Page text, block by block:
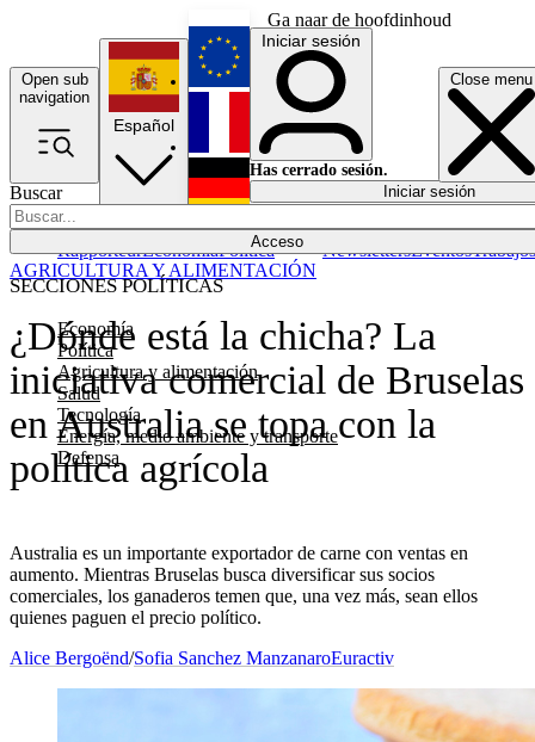
Ga naar de hoofdinhoud
Open sub
navigation
Close menu
Buscar
Acceso
SECCIONES POLÍTICAS
Economía
Política
Agricultura y alimentación
Salud
Tecnología
Energía, medio ambiente y transporte
Defensa
RapporteurEconomíaPolítica NewslettersEventosTrabajos
Español
English
Français
Iniciar sesión
Has cerrado sesión.
Iniciar sesión
¿Dónde está la chicha? La
iniciativa comercial de Bruselas
en Australia se topa con la
política agrícola
Australia es un importante exportador de carne con ventas en
aumento. Mientras Bruselas busca diversificar sus socios
comerciales, los ganaderos temen que, una vez más, sean ellos
quienes paguen el precio político.
AGRICULTURA Y ALIMENTACIÓN
Alice Bergoënd/Sofia Sanchez ManzanaroEuractiv